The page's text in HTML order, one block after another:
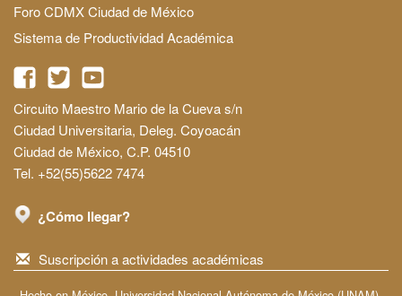
Foro CDMX Ciudad de México
Sistema de Productividad Académica
Circuito Maestro Mario de la Cueva s/n
Ciudad Universitaria, Deleg. Coyoacán
Ciudad de México, C.P. 04510
Tel. +52(55)5622 7474
¿Cómo llegar?
Suscripción a actividades académicas